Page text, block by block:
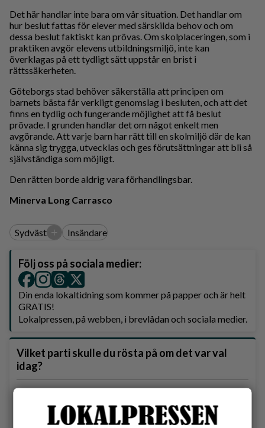
Det här handlar inte bara om vår situation. Det handlar om
hur beslut fattas för elever med särskilda behov och om
dessa beslut faktiskt kan prövas. Om skolplaceringen, som i
praktiken avgör elevens utbildningsmiljö, inte kan
överklagas på ett tydligt sätt uppstår en brist i
rättssäkerheten.
Göteborgs stad behöver säkerställa att principen om
barnets bästa får verkligt genomslag i besluten, och att det
finns en tydlig och fungerande möjlighet att få beslut
prövade. I grunden handlar det om något enkelt men
avgörande. Att varje barn har rätt till en skolmiljö där de kan
känna sig trygga, utvecklas och ges förutsättningar att bli så
självständiga som möjligt.
Den rätten borde aldrig vara förhandlingsbar.
Minerva Long Carrasco
Sydväst + Insändare
Följ oss på sociala medier:
Din enda lokaltidning som kommer på papper och är helt
GRATIS!
Lokalpressen, på webben, i brevlådan och sociala medier.
Vilket parti skulle du rösta på om det var val
idag?
Moderaterna